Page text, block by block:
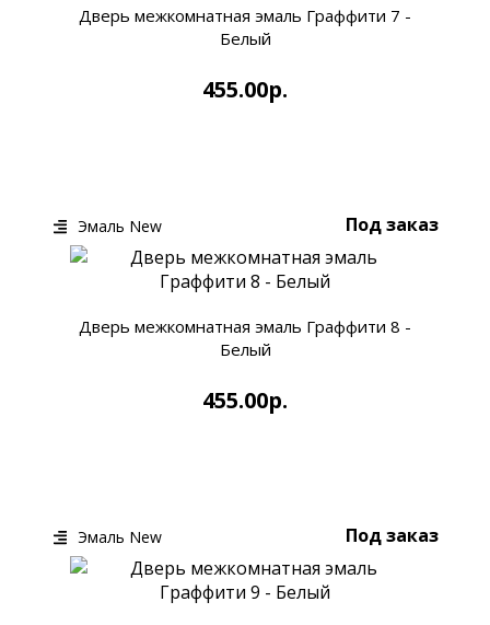
Дверь межкомнатная эмаль Граффити 7 -
Белый
455.00р.
Под заказ
Дверь межкомнатная эмаль Граффити 8 -
Белый
455.00р.
Эмаль New
Под заказ
Эмаль New